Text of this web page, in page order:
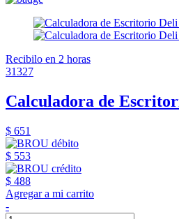
Recibilo en 2 horas
31327
Calculadora de
$ 651
$ 553
$ 488
Agregar a mi carrito
-